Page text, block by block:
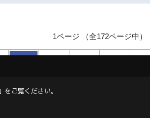
1ページ （全172ページ中）
」をご覧ください。